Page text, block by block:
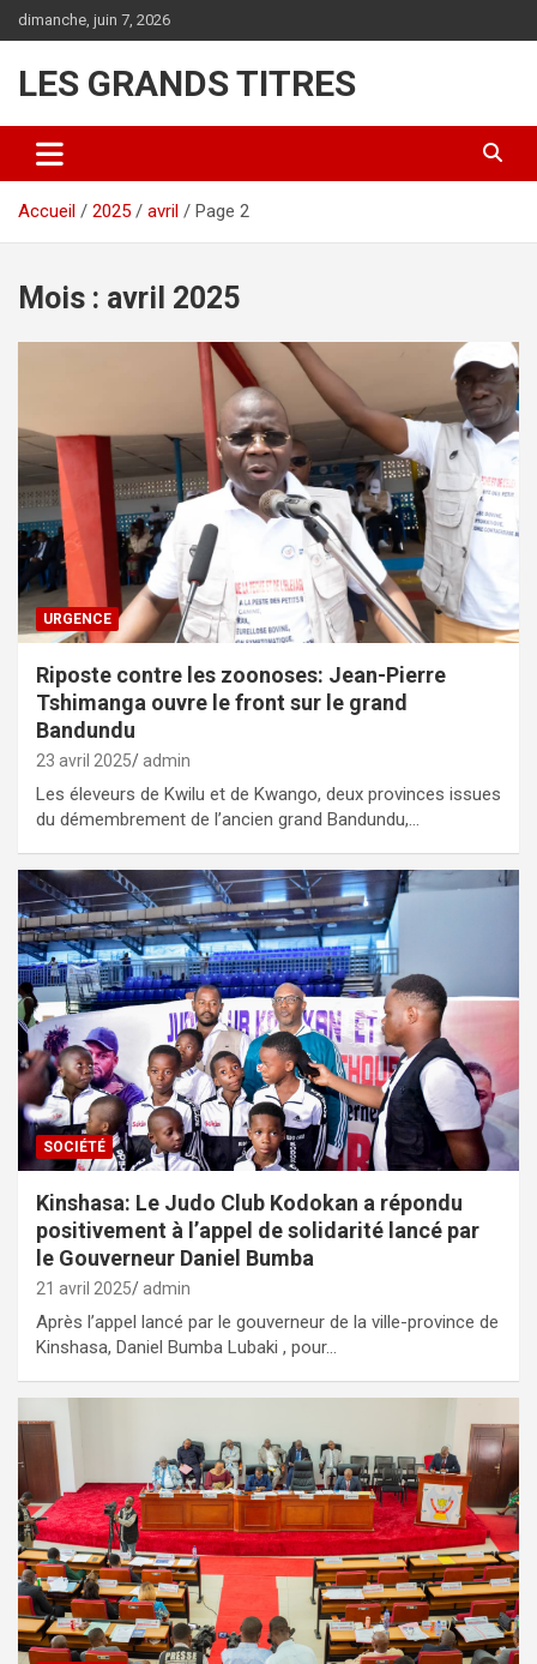
Aller
au
dimanche, juin 7, 2026
LES GRANDS TITRES
Accueil 2025 avril Page 2
Mois : avril 2025
URGENCE
Riposte contre les zoonoses: Jean-Pierre
Tshimanga ouvre le front sur le grand
Bandundu
23 avril 2025 admin
Les éleveurs de Kwilu et de Kwango, deux provinces issues
du démembrement de l’ancien grand Bandundu,…
SOCIÉTÉ
Kinshasa: Le Judo Club Kodokan a répondu
positivement à l’appel de solidarité lancé par
le Gouverneur Daniel Bumba
21 avril 2025 admin
Après l’appel lancé par le gouverneur de la ville-province de
Kinshasa, Daniel Bumba Lubaki , pour…